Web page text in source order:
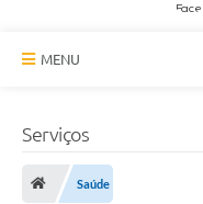
MENU
Serviços Online
Serviços
Saúde